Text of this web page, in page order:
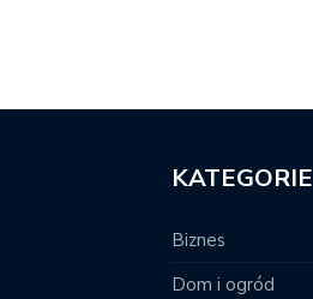
KATEGORIE
Biznes
Dom i ogród